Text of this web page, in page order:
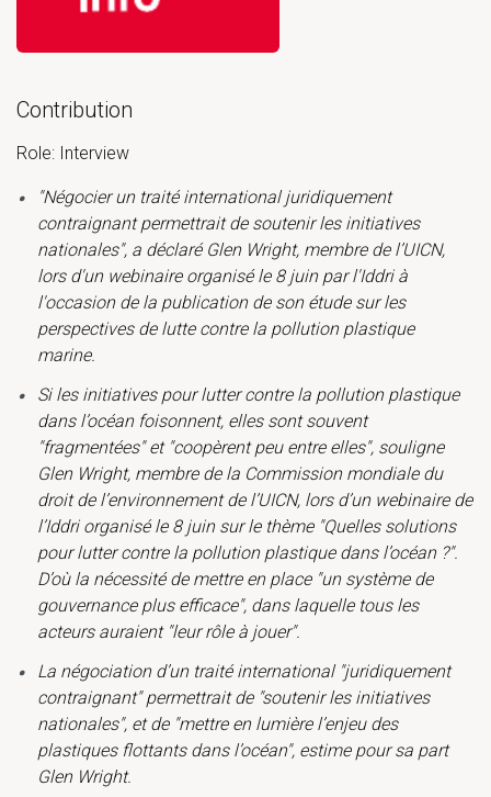
Contribution
Role: Interview
"Négocier un traité international juridiquement
contraignant permettrait de soutenir les initiatives
nationales", a déclaré Glen Wright, membre de l’UICN,
lors d'un webinaire organisé le 8 juin par l'Iddri à
l'occasion de la publication de son étude sur les
perspectives de lutte contre la pollution plastique
marine.
Si les initiatives pour lutter contre la pollution plastique
dans l’océan foisonnent, elles sont souvent
"fragmentées" et "coopèrent peu entre elles", souligne
Glen Wright, membre de la Commission mondiale du
droit de l’environnement de l’UICN, lors d’un webinaire de
l’Iddri organisé le 8 juin sur le thème "Quelles solutions
pour lutter contre la pollution plastique dans l’océan ?".
D’où la nécessité de mettre en place "un système de
gouvernance plus efficace", dans laquelle tous les
acteurs auraient "leur rôle à jouer".
La négociation d’un traité international "juridiquement
contraignant" permettrait de "soutenir les initiatives
nationales", et de "mettre en lumière l’enjeu des
plastiques flottants dans l’océan", estime pour sa part
Glen Wright.